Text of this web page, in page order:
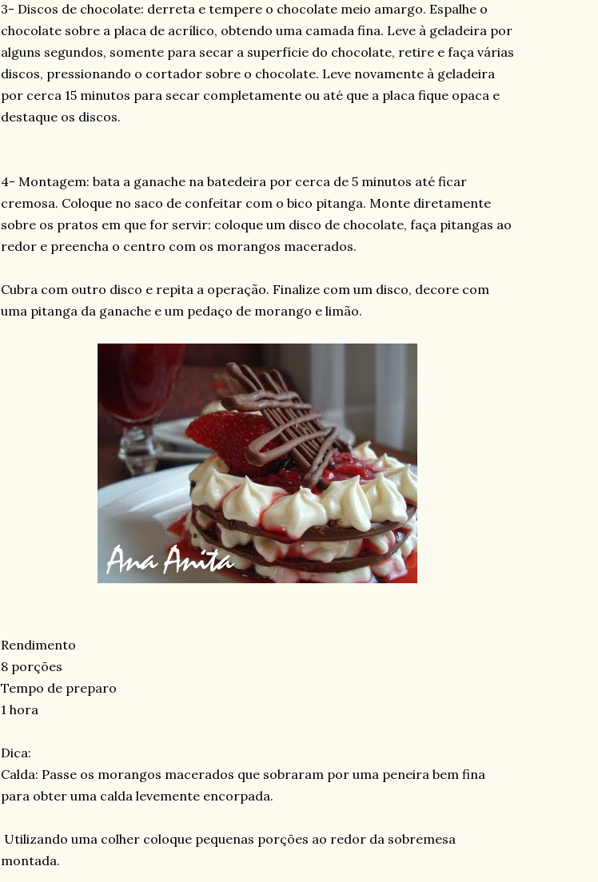
3- Discos de chocolate: derreta e tempere o chocolate meio amargo. Espalhe o
chocolate sobre a placa de acrílico, obtendo uma camada fina. Leve à geladeira por
alguns segundos, somente para secar a superfície do chocolate, retire e faça várias
discos, pressionando o cortador sobre o chocolate. Leve novamente à geladeira
por cerca 15 minutos para secar completamente ou até que a placa fique opaca e
destaque os discos.
4- Montagem: bata a ganache na batedeira por cerca de 5 minutos até ficar
cremosa. Coloque no saco de confeitar com o bico pitanga. Monte diretamente
sobre os pratos em que for servir: coloque um disco de chocolate, faça pitangas ao
redor e preencha o centro com os morangos macerados.
Cubra com outro disco e repita a operação. Finalize com um disco, decore com
uma pitanga da ganache e um pedaço de morango e limão.
Rendimento
8 porções
Tempo de preparo
1 hora
Dica:
Calda: Passe os morangos macerados que sobraram por uma peneira bem fina
para obter uma calda levemente encorpada.
Utilizando uma colher coloque pequenas porções ao redor da sobremesa
montada.